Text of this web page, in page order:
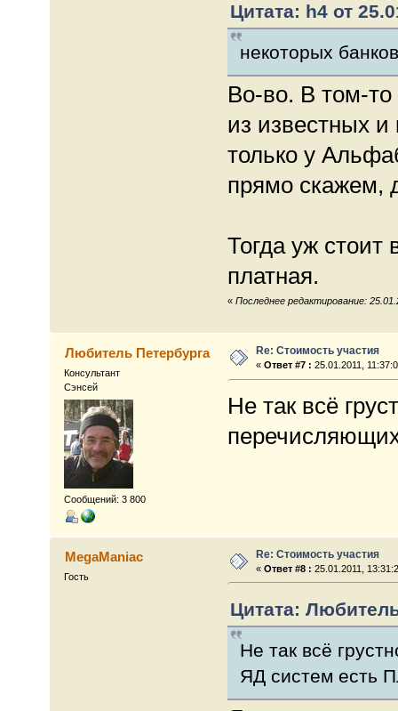
Цитата: h4 от
некоторых
Во-во. В том-
из известных
только у
прямо скажем,
Тогда уж стоит
платная.
« Последнее редактирование:
Любитель Петербурга
Консультант
Сэнсей
Сообщений: 3 800
Re: Стоимость участия
«Ответ #7 : 25.01.2011,
Не так всё
MegaManiac
Гость
Re: Стоимость участия
«Ответ #8 : 25.01.2011,
Цитата:
Не так всё
ЯД систем есть